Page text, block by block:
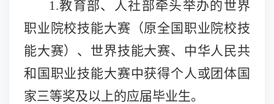
1.教育部、人社部牵头举办的世界
职业院校技能大赛（原全国职业院校技
能大赛）、世界技能大赛、中华人民共
和国职业技能大赛中获得个人或团体国
家三等奖及以上的应届毕业生。